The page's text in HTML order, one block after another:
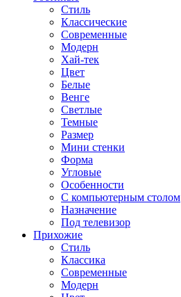
Стиль
Классические
Современные
Модерн
Хай-тек
Цвет
Белые
Венге
Светлые
Темные
Размер
Мини стенки
Форма
Угловые
Особенности
С компьютерным столом
Назначение
Под телевизор
Прихожие
Стиль
Классика
Современные
Модерн